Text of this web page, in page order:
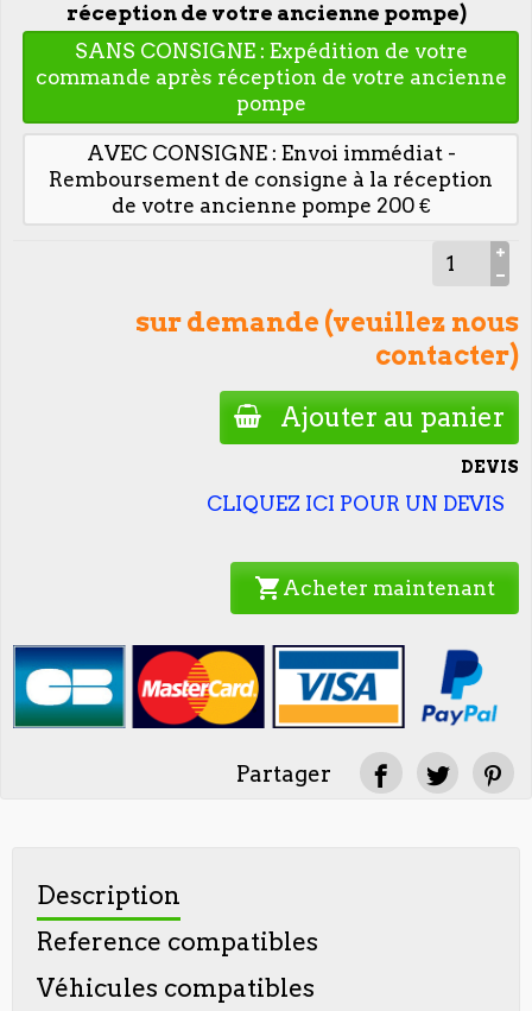
réception de votre ancienne pompe)
SANS CONSIGNE : Expédition de votre
commande après réception de votre ancienne
pompe
AVEC CONSIGNE : Envoi immédiat -
Remboursement de consigne à la réception
de votre ancienne pompe 200 €
sur demande (veuillez nous
contacter)
Ajouter au panier
DEVIS
CLIQUEZ ICI POUR UN DEVIS
shopping_cart Acheter maintenant
Partager
Description
Reference compatibles
Véhicules compatibles